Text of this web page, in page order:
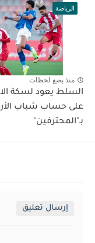
الرياضة
منذ بضع لحظات
السلط يعود لسكة
على حساب شباب
بـ"المحترفين"
إرسال تعليق